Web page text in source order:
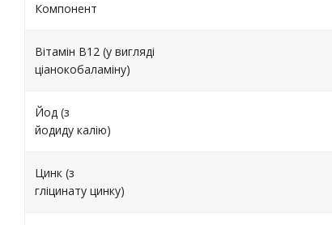
Компонент
Вітамін B12 (у вигляді
ціанокобаламіну)
Йод (з
йодиду калію)
Цинк (з
гліцинату цинку)